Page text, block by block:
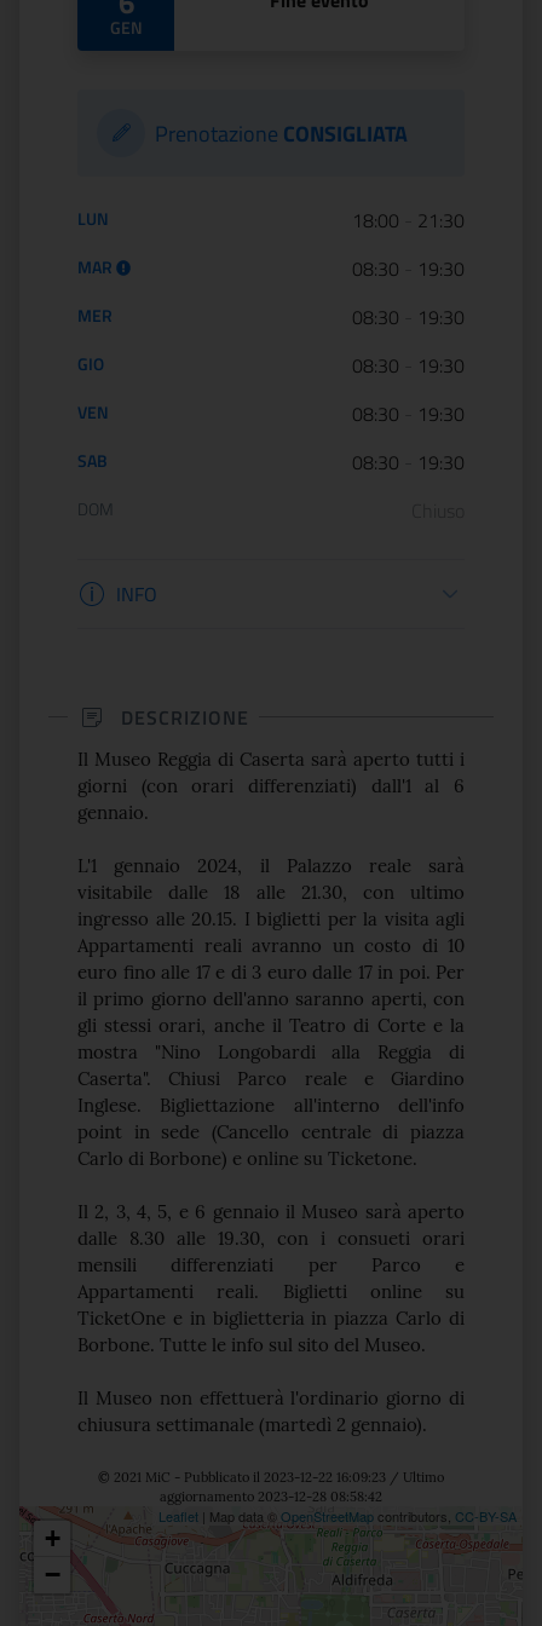
GEN
Prenotazione CONSIGLIATA
Orario di apertura:
LUN 18:00 21:30
MAR 08:30 19:30
MER 08:30 19:30
GIO 08:30 19:30
VEN 08:30 19:30
SAB 08:30 19:30
DOM
Informazioni apertura
INFO
DESCRIZIONE
Il Museo Reggia di Caserta sarà aperto tutti i
giorni (con orari differenziati) dall'1 al 6
gennaio.
L'1 gennaio 2024, il Palazzo reale sarà
visitabile dalle 18 alle 21.30, con ultimo
ingresso alle 20.15. I biglietti per la visita agli
Appartamenti reali avranno un costo di 10
euro fino alle 17 e di 3 euro dalle 17 in poi. Per
il primo giorno dell'anno saranno aperti, con
gli stessi orari, anche il Teatro di Corte e la
mostra "Nino Longobardi alla Reggia di
Caserta". Chiusi Parco reale e Giardino
Inglese. Bigliettazione all'interno dell'info
point in sede (Cancello centrale di piazza
Carlo di Borbone) e online su Ticketone.
Il 2, 3, 4, 5, e 6 gennaio il Museo sarà aperto
dalle 8.30 alle 19.30, con i consueti orari
mensili differenziati per Parco e
Appartamenti reali. Biglietti online su
TicketOne e in biglietteria in piazza Carlo di
Borbone. Tutte le info sul sito del Museo.
Il Museo non effettuerà l'ordinario giorno di
chiusura settimanale (martedì 2 gennaio).
© 2021 MiC - Pubblicato il 2023-12-22 16:09:23 / Ultimo
aggiornamento 2023-12-28 08:58:42
Posizione
+
−
Leaflet | Map data © OpenStreetMap contributors, CC-BY-SA